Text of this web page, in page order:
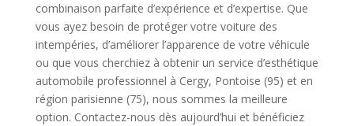
combinaison parfaite d’expérience et d’expertise. Que
vous ayez besoin de protéger votre voiture des
intempéries, d’améliorer l’apparence de votre véhicule
ou que vous cherchiez à obtenir un service d’esthétique
automobile professionnel à Cergy, Pontoise (95) et en
région parisienne (75), nous sommes la meilleure
option. Contactez-nous dès aujourd’hui et bénéficiez